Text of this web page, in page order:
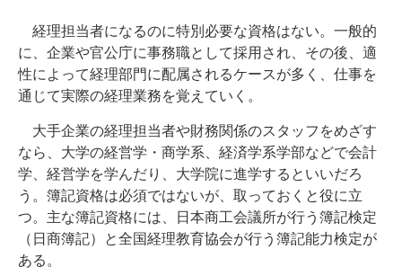
経理担当者になるのに特別必要な資格はない。一般的
に、企業や官公庁に事務職として採用され、その後、適
性によって経理部門に配属されるケースが多く、仕事を
通じて実際の経理業務を覚えていく。
大手企業の経理担当者や財務関係のスタッフをめざす
なら、大学の経営学・商学系、経済学系学部などで会計
学、経営学を学んだり、大学院に進学するといいだろ
う。簿記資格は必須ではないが、取っておくと役に立
つ。主な簿記資格には、日本商工会議所が行う簿記検定
（日商簿記）と全国経理教育協会が行う簿記能力検定が
ある。